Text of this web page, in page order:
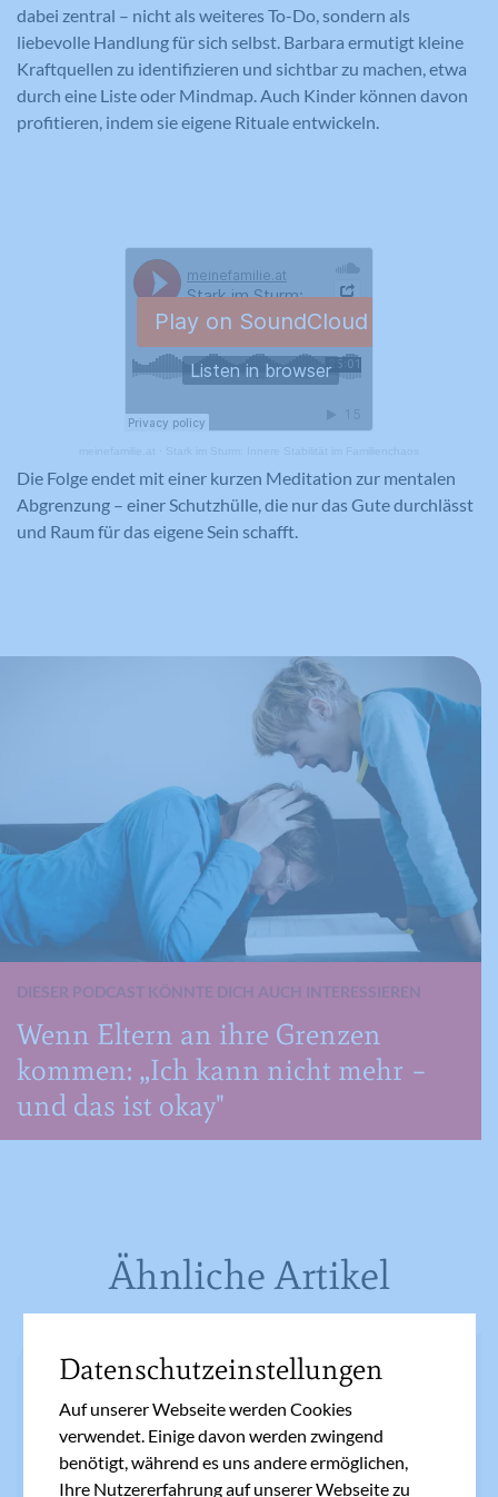
dabei zentral – nicht als weiteres To-Do, sondern als
liebevolle Handlung für sich selbst. Barbara ermutigt kleine
Kraftquellen zu identifizieren und sichtbar zu machen, etwa
durch eine Liste oder Mindmap. Auch Kinder können davon
profitieren, indem sie eigene Rituale entwickeln.
Die Folge endet mit einer kurzen Meditation zur mentalen
Abgrenzung – einer Schutzhülle, die nur das Gute durchlässt
und Raum für das eigene Sein schafft.
DIESER PODCAST KÖNNTE DICH AUCH INTERESSIEREN
Wenn Eltern an ihre Grenzen
kommen: „Ich kann nicht mehr –
und das ist okay"
Ähnliche Artikel
„Mama! Papa! Spiel mit mir!“ –
Bindungsspiele für Kinder
Datenschutzeinstellungen
Auf unserer Webseite werden Cookies
verwendet. Einige davon werden zwingend
benötigt, während es uns andere ermöglichen,
Ihre Nutzererfahrung auf unserer Webseite zu